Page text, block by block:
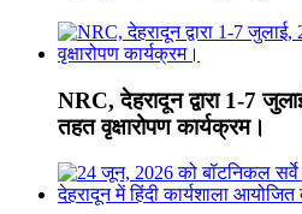
NRC, देहरादून द्वारा 1-7
तहत वृक्षारोपण कार्यक्रम।